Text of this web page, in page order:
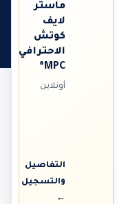
ماستر
لايف
كوتش
الاحترافي
MPC®
أونلاين
التفاصيل
والتسجيل
←